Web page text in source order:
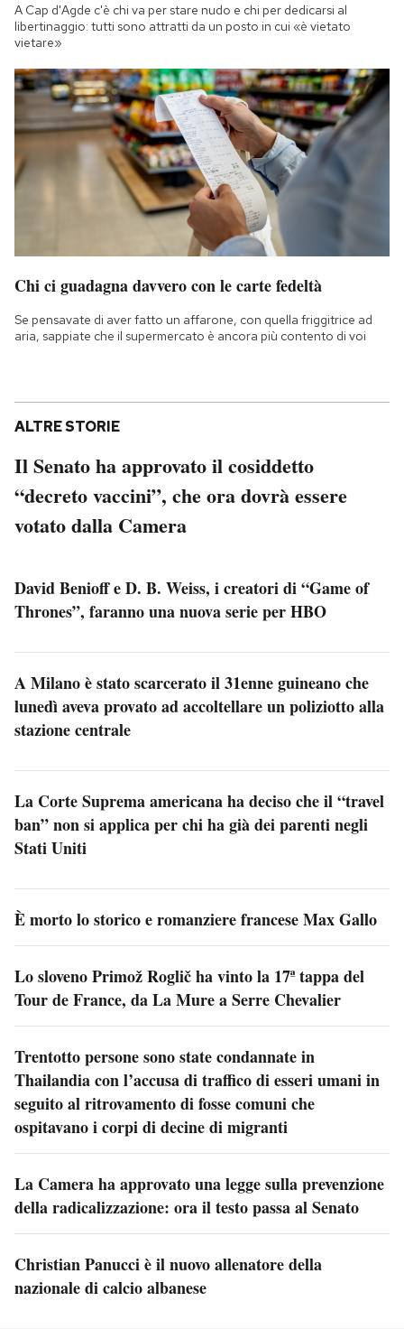
A Cap d'Agde c'è chi va per stare nudo e chi per dedicarsi al
libertinaggio: tutti sono attratti da un posto in cui «è vietato
vietare»
Chi ci guadagna davvero con le carte fedeltà
Se pensavate di aver fatto un affarone, con quella friggitrice ad
aria, sappiate che il supermercato è ancora più contento di voi
ALTRE STORIE
Il Senato ha approvato il cosiddetto
“decreto vaccini”, che ora dovrà essere
votato dalla Camera
David Benioff e D. B. Weiss, i creatori di “Game of
Thrones”, faranno una nuova serie per HBO
A Milano è stato scarcerato il 31enne guineano che
lunedì aveva provato ad accoltellare un poliziotto alla
stazione centrale
La Corte Suprema americana ha deciso che il “travel
ban” non si applica per chi ha già dei parenti negli
Stati Uniti
È morto lo storico e romanziere francese Max Gallo
Lo sloveno Primož Roglič ha vinto la 17ª tappa del
Tour de France, da La Mure a Serre Chevalier
Trentotto persone sono state condannate in
Thailandia con l’accusa di traffico di esseri umani in
seguito al ritrovamento di fosse comuni che
ospitavano i corpi di decine di migranti
La Camera ha approvato una legge sulla prevenzione
della radicalizzazione: ora il testo passa al Senato
Christian Panucci è il nuovo allenatore della
nazionale di calcio albanese